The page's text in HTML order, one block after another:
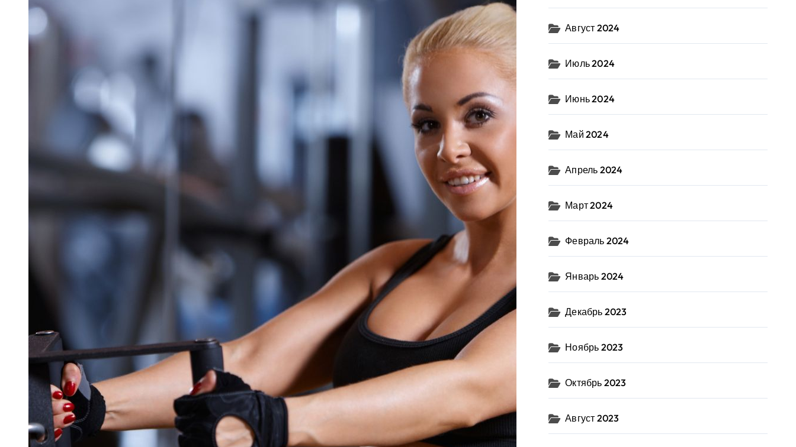
Август 2024
Июль 2024
Июнь 2024
Май 2024
Апрель 2024
Март 2024
Февраль 2024
Январь 2024
Декабрь 2023
Ноябрь 2023
Октябрь 2023
Август 2023